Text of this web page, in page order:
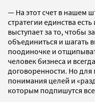
— На этот счет в нашем
стратегии единства
выступает за то, чтобы
объединиться и шагать
поодиночке и
человек бизнеса и
договоренности. Но для
понимания целей и
которым подпишутся